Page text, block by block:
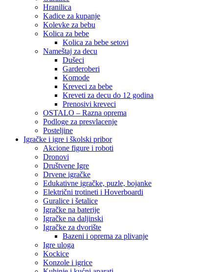
Hranilica
Kadice za kupanje
Kolevke za bebu
Kolica za bebe
Kolica za bebe setovi
Nameštaj za decu
Dušeci
Garderoberi
Komode
Kreveci za bebe
Kreveti za decu do 12 godina
Prenosivi kreveci
OSTALO – Razna oprema
Podloge za presvlacenje
Posteljine
Igračke i igre i školski pribor
Akcione figure i roboti
Dronovi
Društvene Igre
Drvene igračke
Edukativne igračke, puzle, bojanke
Električni trotineti i Hoverboardi
Guralice i šetalice
Igračke na baterije
Igračke na daljinski
‎Igračke za dvorište
Bazeni i oprema za plivanje
Igre uloga
Kockice
Konzole i igrice